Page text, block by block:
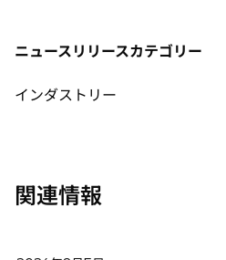
タ
ニュースリリースカテゴリー
インダストリー
関連情報